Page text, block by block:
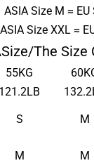
ASIA Size M ≈ EU
ASIA Size XXL ≈
Size/The Size
55KG
121.2LB
S M
M M